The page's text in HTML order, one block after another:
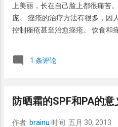
上美丽，长在自己脸上都很痛苦
庞。 痤疮的治疗方法有很多，因
控制痤疮甚至治愈痤疮。 饮食和
疮。另外，如果在其它治疗方法
法更有效。因此，痤疮患者知道
如糕点、冰激凌等。 避免进食油
1 条评论
防晒霜的SPF和PA的意
作者: brainu 时间: 五月 30, 2013